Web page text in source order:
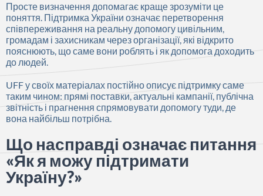
Просте визначення допомагає краще зрозуміти це
поняття. Підтримка України означає перетворення
співпереживання на реальну допомогу цивільним,
громадам і захисникам через організації, які відкрито
пояснюють, що саме вони роблять і як допомога доходить
до людей.
UFF у своїх матеріалах постійно описує підтримку саме
таким чином: прямі поставки, актуальні кампанії, публічна
звітність і прагнення спрямовувати допомогу туди, де
вона найбільш потрібна.
Що насправді означає питання
«Як я можу підтримати
Україну?»